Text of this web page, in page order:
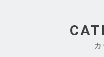
カ